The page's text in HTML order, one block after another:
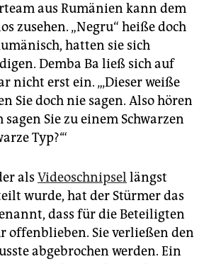
aus Rumänien kann dem
zusehen. „Negru“ heiße doch
hatten sie sich
Demba Ba ließ sich auf
nicht erst ein. „‚Dieser weiße
Sie doch nie sagen. Also hören
Sie zu einem Schwarzen
Typ?‘“
als Videoschnipsel längst
wurde, hat der Stürmer das
dass für die Beteiligten
offenblieben. Sie verließen den
abgebrochen werden. Ein